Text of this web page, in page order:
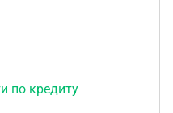
по кредиту